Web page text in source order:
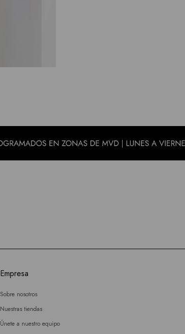
Empresa
Sobre nosotros
Nuestras tiendas
Únete a nuestro equipo